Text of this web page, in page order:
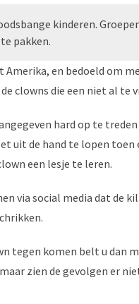
kinderen.
pakken.
Amerika, en bedoeld om
clowns die een niet al
hard op te
uit de hand te lopen
een lesje te leren.
via social media dat de
tegen komen belt u dan
zien de gevolgen er